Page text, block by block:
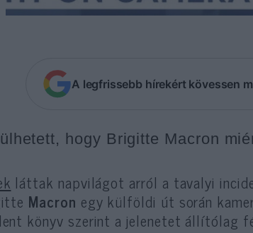
A legfrissebb hírekért kövessen
hogy Brigitte Macron
láttak napvilágot arról a tavalyi
Macron egy külföldi út során
könyv szerint a jelenetet állítólag